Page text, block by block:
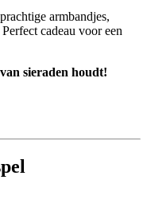
armbandjes,
cadeau voor een
sieraden houdt!